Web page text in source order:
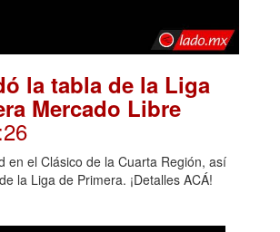
la tabla de la Liga
Mercado Libre
en el Clásico de la Cuarta Región, así
la Liga de Primera. ¡Detalles ACÁ!